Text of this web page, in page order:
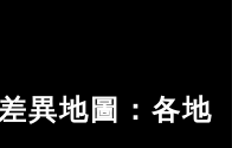
異地圖：各地